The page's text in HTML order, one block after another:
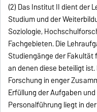
(2) Das Institut II dient der
Studium und der
Soziologie,
Fachgebieten. Die
Studiengänge der
an denen diese beteiligt
Forschung in enger
Erfüllung der Aufgaben
Personalführung liegt in